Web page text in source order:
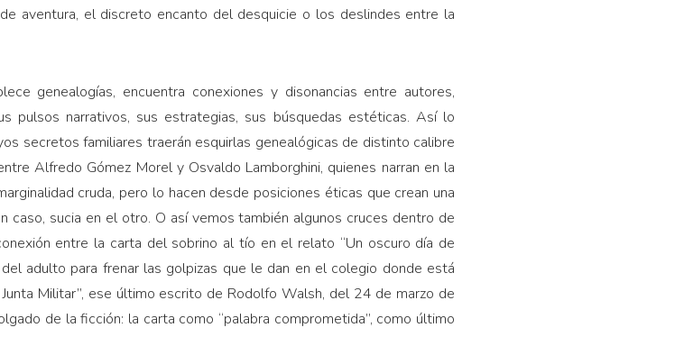
aventura, el discreto encanto del desquicie o los deslindes entre la
genealogías, encuentra conexiones y disonancias entre autores,
pulsos narrativos, sus estrategias, sus búsquedas estéticas. Así lo
secretos familiares traerán esquirlas genealógicas de distinto calibre
Alfredo Gómez Morel y Osvaldo Lamborghini, quienes narran en la
cruda, pero lo hacen desde posiciones éticas que crean una
caso, sucia en el otro. O así vemos también algunos cruces dentro de
entre la carta del sobrino al tío en el relato “Un oscuro día de
adulto para frenar las golpizas que le dan en el colegio donde está
Militar”, ese último escrito de Rodolfo Walsh, del 24 de marzo de
de la ficción: la carta como “palabra comprometida”, como último